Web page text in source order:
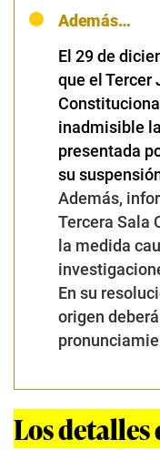
Además…
El 29 de
que el Tercer
inadmisible
presentada
su
Además,
Tercera Sala
la medida
En su
origen
Los